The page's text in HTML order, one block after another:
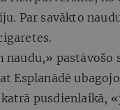
Par savākto
naudu,» pastāvošo
Esplanādē
pusdienlaikā,